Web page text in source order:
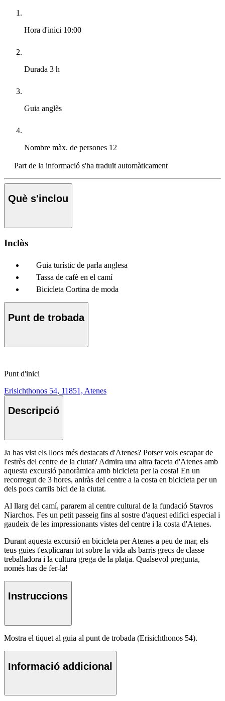
Hora d'inici 10:00
Durada 3 h
Guia anglès
Nombre màx. de persones 12
Part de la informació s'ha traduït automàticament
Què s'inclou
Inclòs
Guia turístic de parla anglesa
Tassa de cafè en el camí
Bicicleta Cortina de moda
Punt de trobada
Punt d'inici
Erisichthonos 54, 11851, Atenes
Descripció
Ja has vist els llocs més destacats d'Atenes? Potser vols escapar de
l'estrès del centre de la ciutat? Admira una altra faceta d'Atenes amb
aquesta excursió panoràmica amb bicicleta per la costa! En un
recorregut de 3 hores, aniràs del centre a la costa en bicicleta per un
dels pocs carrils bici de la ciutat.
Al llarg del camí, pararem al centre cultural de la fundació Stavros
Niarchos. Fes un petit passeig fins al sostre d'aquest edifici especial i
gaudeix de les impressionants vistes del centre i la costa d'Atenes.
Durant aquesta excursió en bicicleta per Atenes a peu de mar, els
teus guies t'explicaran tot sobre la vida als barris grecs de classe
treballadora i la cultura grega de la platja. Qualsevol pregunta,
només has de fer-la!
Instruccions
Mostra el tiquet al guia al punt de trobada (Erisichthonos 54).
Informació addicional